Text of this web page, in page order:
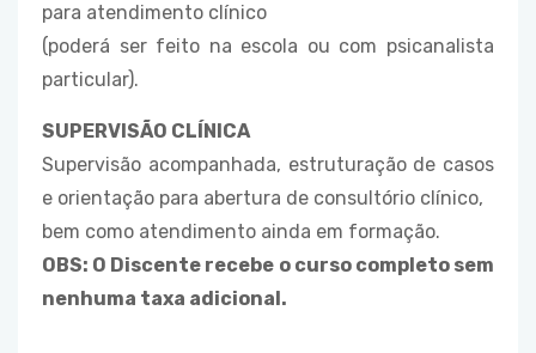
para atendimento clínico
(poderá ser feito na escola ou com psicanalista
particular).
SUPERVISÃO CLÍNICA
Supervisão acompanhada, estruturação de casos
e orientação para abertura de consultório clínico,
bem como atendimento ainda em formação.
OBS: O Discente recebe o curso completo sem
nenhuma taxa adicional.